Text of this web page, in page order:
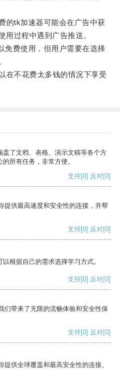
tk加速器可能会在广告中获
用过程中遇到广告推送。
费使用，但用户需要在选择
不花费太多钱的情况下享受
了文档、表格、演示文稿等各个方
所有任务，非常方便。
支持[0] 反对[0]
提供最高速度和安全性的连接，并帮
支持[0] 反对[0]
根据自己的需求选择学习方式。
支持[0] 反对[0]
们带来了无限的流畅体验和安全性保
支持[0] 反对[0]
供全球覆盖和最高安全性的连接。